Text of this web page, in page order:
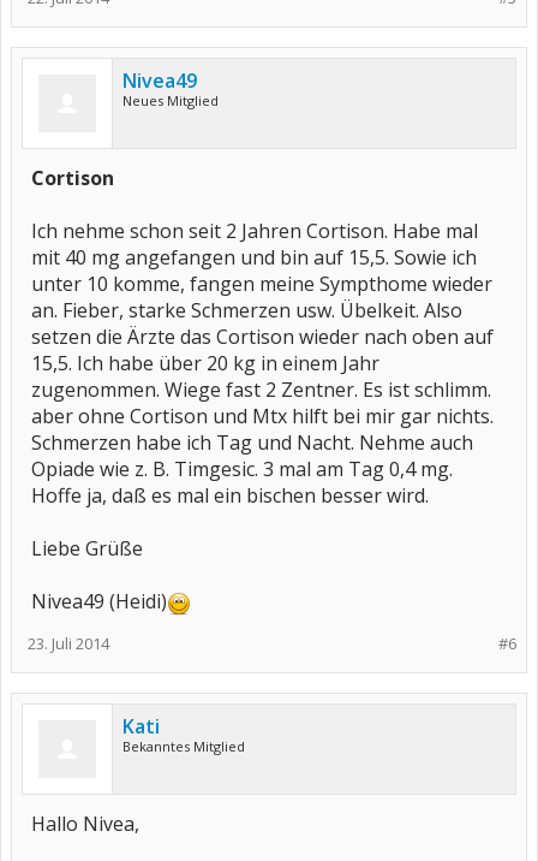
Nivea49
Neues Mitglied
Cortison
Ich nehme schon seit 2 Jahren Cortison. Habe mal
mit 40 mg angefangen und bin auf 15,5. Sowie ich
unter 10 komme, fangen meine Sympthome wieder
an. Fieber, starke Schmerzen usw. Übelkeit. Also
setzen die Ärzte das Cortison wieder nach oben auf
15,5. Ich habe über 20 kg in einem Jahr
zugenommen. Wiege fast 2 Zentner. Es ist schlimm.
aber ohne Cortison und Mtx hilft bei mir gar nichts.
Schmerzen habe ich Tag und Nacht. Nehme auch
Opiade wie z. B. Timgesic. 3 mal am Tag 0,4 mg.
Hoffe ja, daß es mal ein bischen besser wird.
Liebe Grüße
Nivea49 (Heidi)
#6
23. Juli 2014
Kati
Bekanntes Mitglied
Hallo Nivea,